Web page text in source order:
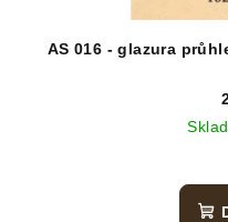
AS 016 - glazura